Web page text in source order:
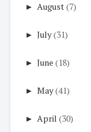
► August(7)
► July(31)
► June (18)
► May(41)
► April (30)